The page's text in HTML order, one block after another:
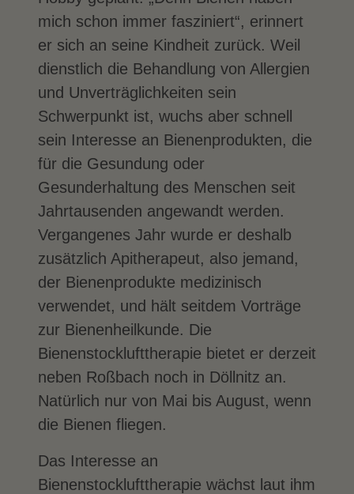
mich schon immer fasziniert“, erinnert
er sich an seine Kindheit zurück. Weil
dienstlich die Behandlung von Allergien
und Unverträglichkeiten sein
Schwerpunkt ist, wuchs aber schnell
sein Interesse an Bienenprodukten, die
für die Gesundung oder
Gesunderhaltung des Menschen seit
Jahrtausenden angewandt werden.
Vergangenes Jahr wurde er deshalb
zusätzlich Apitherapeut, also jemand,
der Bienenprodukte medizinisch
verwendet, und hält seitdem Vorträge
zur Bienenheilkunde. Die
Bienenstocklufttherapie bietet er derzeit
neben Roßbach noch in Döllnitz an.
Natürlich nur von Mai bis August, wenn
die Bienen fliegen.
Das Interesse an
Bienenstocklufttherapie wächst laut ihm